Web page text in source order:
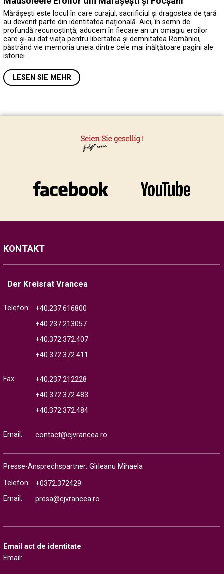
Mărășești este locul în care curajul, sacrificiul și dragostea de țară
au devenit parte din identitatea națională. Aici, în semn de
profundă recunoștință, aducem în fiecare an un omagiu eroilor
care și-au dat viața pentru libertatea și demnitatea României,
păstrând vie memoria uneia dintre cele mai înălțătoare pagini ale
istoriei …
LESEN SIE MEHR
KONTAKT
Der Kreisrat Vrancea
Telefon:
+40.237.616800
+40.237.213057
+40.372.372.407
+40.372.372.411
Fax:
+40.237.212228
+40.372.372.483
+40.372.372.484
Email: contact@cjvrancea.ro
Presse-Ansprechspartner: Gîrleanu Mihaela
Telefon:
+0372.372429
Email:
presa@cjvrancea.ro
Email act de identitate
Email: